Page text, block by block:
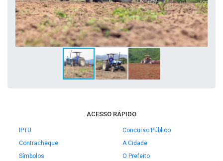
ACESSO RÁPIDO
IPTU
Concurso Público
Contracheque
A Cidade
Símbolos
O Prefeito